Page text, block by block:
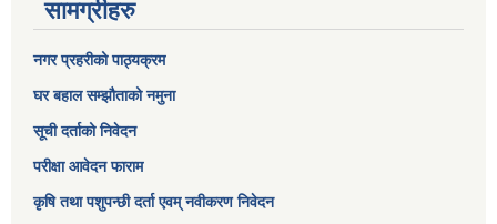
सामग्रीहरु
नगर प्रहरीको पाठ्यक्रम
घर बहाल सम्झौताको नमुना
सूची दर्ताको निवेदन
परीक्षा आवेदन फाराम
कृषि तथा पशुपन्छी दर्ता एवम् नवीकरण निवेदन